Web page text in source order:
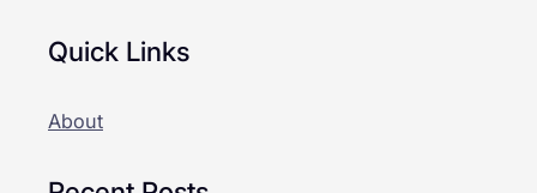
Quick Links
About